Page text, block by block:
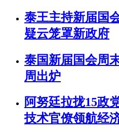
泰王主持新届国
疑云笼罩新政府
泰国新届国会周
周出炉
阿努廷拉拢15政
技术官僚领航经